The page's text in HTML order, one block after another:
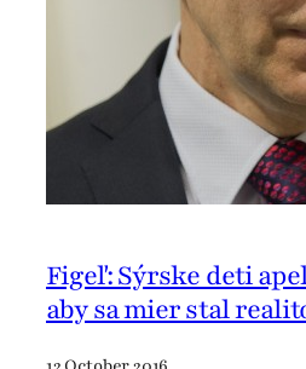
Figeľ: Sýrske deti
aby sa mier stal